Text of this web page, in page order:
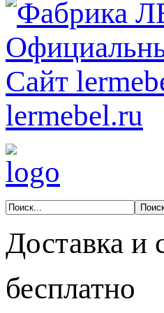
lermebel.ru
Доставка и
бесплатно